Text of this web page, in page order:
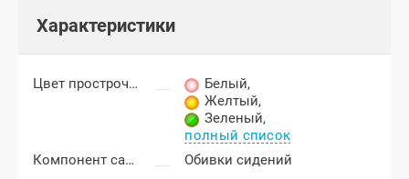
Характеристики
Цвет прострочки Белый,
Желтый,
Зеленый,
полный список
Компонент салона
Обивки сидений